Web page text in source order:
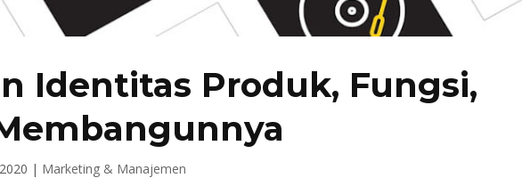
Identitas Produk, Fungsi,
| Marketing & Manajemen